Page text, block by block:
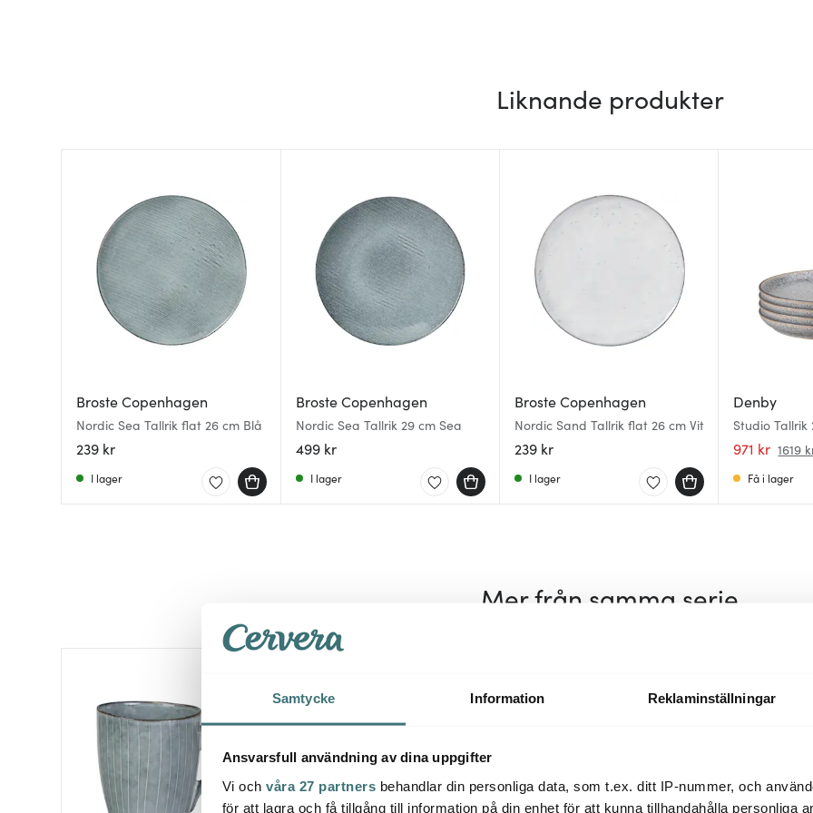
Samtycke Information Reklaminställningar
Ansvarsfull användning av dina uppgifter
Vi och våra 27 partners behandlar din personliga data, som t.ex. ditt IP-nummer, och
för att lagra och få tillgång till information på din enhet för att kunna tillhandahålla personliga
Liknande produkter
Broste Copenhagen
Nordic Sea Tallrik flat 26 cm Blå
239 kr
I lager
Broste Copenhagen
Nordic Sea Tallrik 29 cm Sea
499 kr
I lager
Broste Copenhagen
Nordic Sand Tallrik flat 26 cm Vit
239 kr
I lager
Denby
Studio Tallrik
971 kr 1619
Få i lager
Mer från samma serie